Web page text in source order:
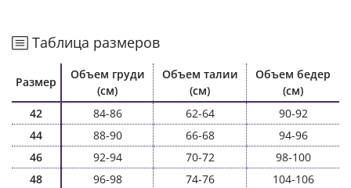
Таблица размеров
Размер
Объем груди
(см)
Объем талии
(см)
Объем бедер
(см)
42
84-86 62-64
90-92
44
88-90 66-68
94-96
46
92-94 70-72
98-100
48
96-98 74-76
104-106